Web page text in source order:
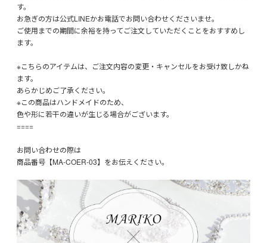
す。
お急ぎの方は公式LINEかお電話でお問い合わせくださいませ。
ご使用までの期間に余裕を持ってご注文していただくことをおすすめし
ます。
※こちらのアイテムは、ご注文内容の変更・キャンセルをお受け致しかね
ます。
あらかじめご了承ください。
※この商品はハンドメイドのため、
色や形に若干の違いが生じる場合がございます。
====
お問い合わせの際は
商品番号【MA-COER-03】をお伝えください。